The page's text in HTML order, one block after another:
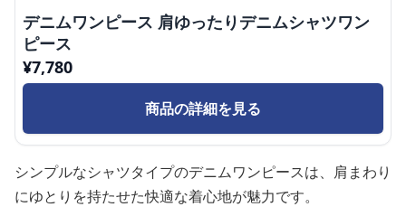
デニムワンピース 肩ゆったりデニムシャツワン
ピース
¥7,780
商品の詳細を見る
シンプルなシャツタイプのデニムワンピースは、肩まわり
にゆとりを持たせた快適な着心地が魅力です。